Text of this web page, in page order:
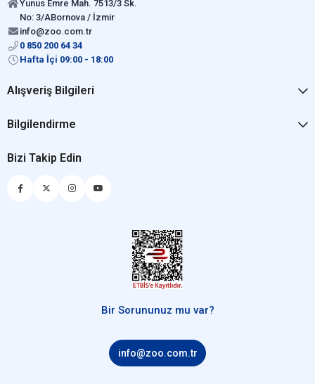
Yunus Emre Mah. 7513/3 Sk.
No: 3/ABornova / İzmir
info@zoo.com.tr
0 850 200 64 34
Hafta İçi 09:00 - 18:00
Alışveriş Bilgileri
Bilgilendirme
Bizi Takip Edin
Bir Sorununuz mu var?
info@zoo.com.tr